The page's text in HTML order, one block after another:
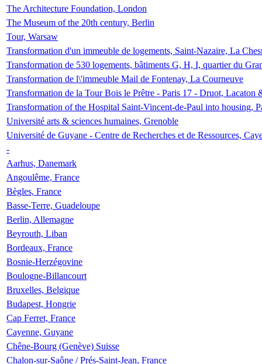
The Architecture Foundation, London
The Museum of the 20th century, Berlin
Tour, Warsaw
Transformation d'un immeuble de logements, Saint-Nazaire, La
Transformation de 530 logements, bâtiments G, H, I, quartier du
Transformation de l\'immeuble Mail de Fontenay, La Courneuve
Transformation de la Tour Bois le Prêtre - Paris 17 - Druot, Lacaton
Transformation of the Hospital Saint-Vincent-de-Paul into housing,
Université arts & sciences humaines, Grenoble
Université de Guyane - Centre de Recherches et de Ressources,
-
Aarhus, Danemark
Angoulême, France
Bègles, France
Basse-Terre, Guadeloupe
Berlin, Allemagne
Beyrouth, Liban
Bordeaux, France
Bosnie-Herzégovine
Boulogne-Billancourt
Bruxelles, Belgique
Budapest, Hongrie
Cap Ferret, France
Cayenne, Guyane
Chêne-Bourg (Genève) Suisse
Chalon-sur-Saône / Prés-Saint-Jean, France